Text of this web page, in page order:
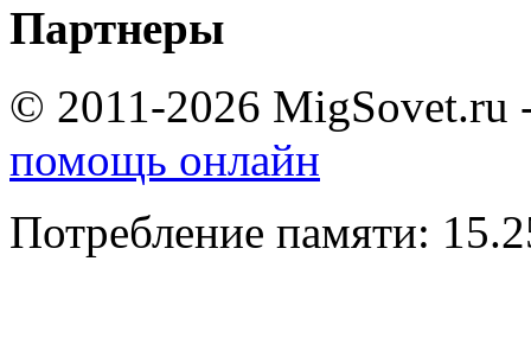
Партнеры
© 2011-2026 MigSovet.ru
помощь онлайн
Потребление памяти: